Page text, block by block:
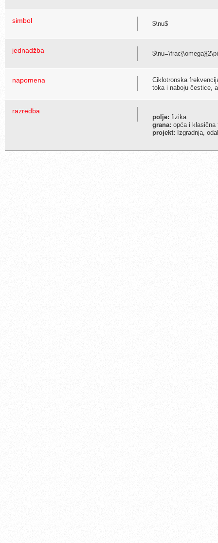
simbol $\nu$
jednadžba
napomena
Ciklotronska
toka i naboju čestice,
razredba
polje: fizika
grana: opća i klasična
projekt: Izgradnja,